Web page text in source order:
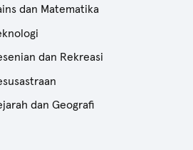
dan Matematika
dan Rekreasi
dan Geografi